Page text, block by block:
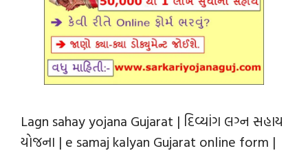
Lagn sahay yojana Gujarat | દિવ્યાંગ લગ્ન સહાય
યોજના | e samaj kalyan Gujarat online form |